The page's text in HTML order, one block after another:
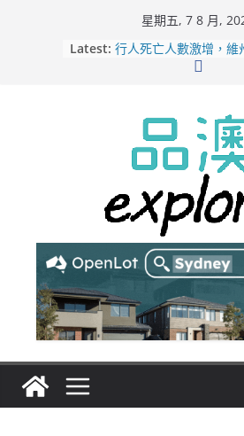
星期五, 7 8 月,
Latest: 行人死亡人數激增，維
美商二手巨頭進駐吉朗
憂生存空間遭擠壓
電動車電池爭端隱憂浮
澳洲恐迎訴訟浪潮
拒絕白工！ Aldi涉強迫
5500萬澳元和解